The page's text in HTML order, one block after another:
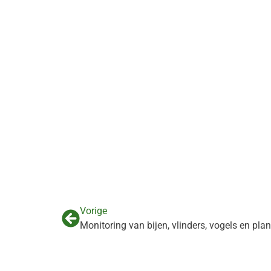
Vorige
Monitoring van bijen, vlinders, vogels en